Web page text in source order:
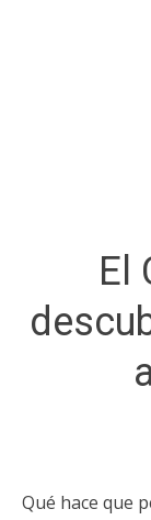
El
Qué hace que